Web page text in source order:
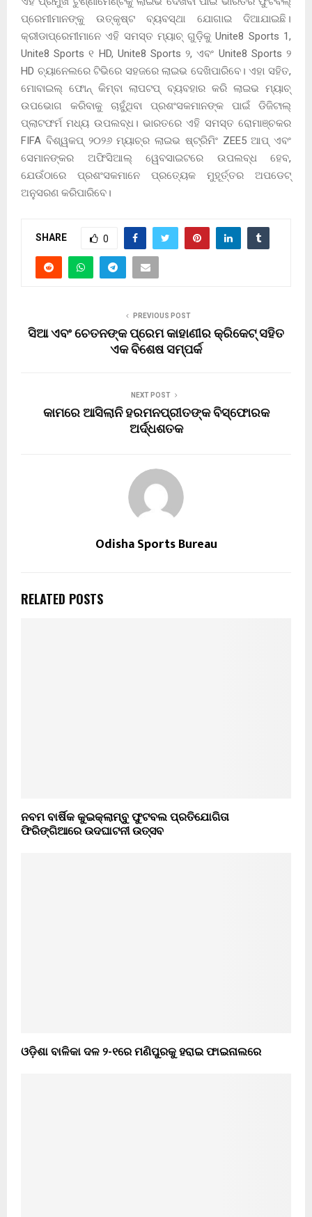
ପ୍ରେମୀମାନଙ୍କୁ ଉତ୍କୃଷ୍ଟ ବ୍ୟବସ୍ଥା ଯୋଗାଇ ଦିଆଯାଇଛି।
କ୍ରୀଡାପ୍ରେମୀମାନେ ଏହି ସମସ୍ତ ମ୍ୟାଚ୍ ଗୁଡ଼ିକୁ Unite8 Sports 1,
Unite8 Sports ୧ HD, Unite8 Sports ୨, ଏବଂ Unite8 Sports ୨
HD ଚ୍ୟାନେଲରେ ଟିଭିରେ ସହଜରେ ଲାଇଭ ଦେଖିପାରିବେ। ଏହା ସହିତ,
ମୋବାଇଲ୍ ଫୋନ୍ କିମ୍ବା ଲାପଟପ୍ ବ୍ୟବହାର କରି ଲାଇଭ ମ୍ୟାଚ୍
ଉପଭୋଗ କରିବାକୁ ଚାହୁଁଥିବା ପ୍ରଶଂସକମାନଙ୍କ ପାଇଁ ଡିଜିଟାଲ୍
ପ୍ଲାଟଫର୍ମ ମଧ୍ୟ ଉପଲବ୍ଧ। ଭାରତରେ ଏହି ସମସ୍ତ ରୋମାଞ୍ଚକର
FIFA ବିଶ୍ୱକପ୍ ୨୦୨୬ ମ୍ୟାଚ୍‌ର ଲାଇଭ ଷ୍ଟ୍ରିମିଂ ZEE5 ଆପ୍ ଏବଂ
ସେମାନଙ୍କର ଅଫିସିଆଲ୍ ୱେବସାଇଟରେ ଉପଲବ୍ଧ ହେବ,
ଯେଉଁଠାରେ ପ୍ରଶଂସକମାନେ ପ୍ରତ୍ୟେକ ମୁହୂର୍ତ୍ତର ଅପଡେଟ୍
ଅନୁସରଣ କରିପାରିବେ।
SHARE 0
PREVIOUS POST
ସିଆ ଏବଂ ଚେତନଙ୍କ ପ୍ରେମ କାହାଣୀର କ୍ରିକେଟ୍ ସହିତ
ଏକ ବିଶେଷ ସମ୍ପର୍କ
NEXT POST
କାମରେ ଆସିଲାନି ହରମନପ୍ରୀତଙ୍କ ବିସ୍ଫୋରକ
ଅର୍ଦ୍ଧଶତକ
Odisha Sports Bureau
RELATED POSTS
ନବମ ବାର୍ଷିକ କୁଇକ୍ଲାମ୍ବୁ ଫୁଟବଲ ପ୍ରତିଯୋଗିତା
ଫିରିଙ୍ଗିଆରେ ଉଦଘାଟନୀ ଉତ୍ସବ
ଓଡ଼ିଶା ବାଳିକା ଦଳ ୨-୧ରେ ମଣିପୁରକୁ ହରାଇ ଫାଇନାଲରେ